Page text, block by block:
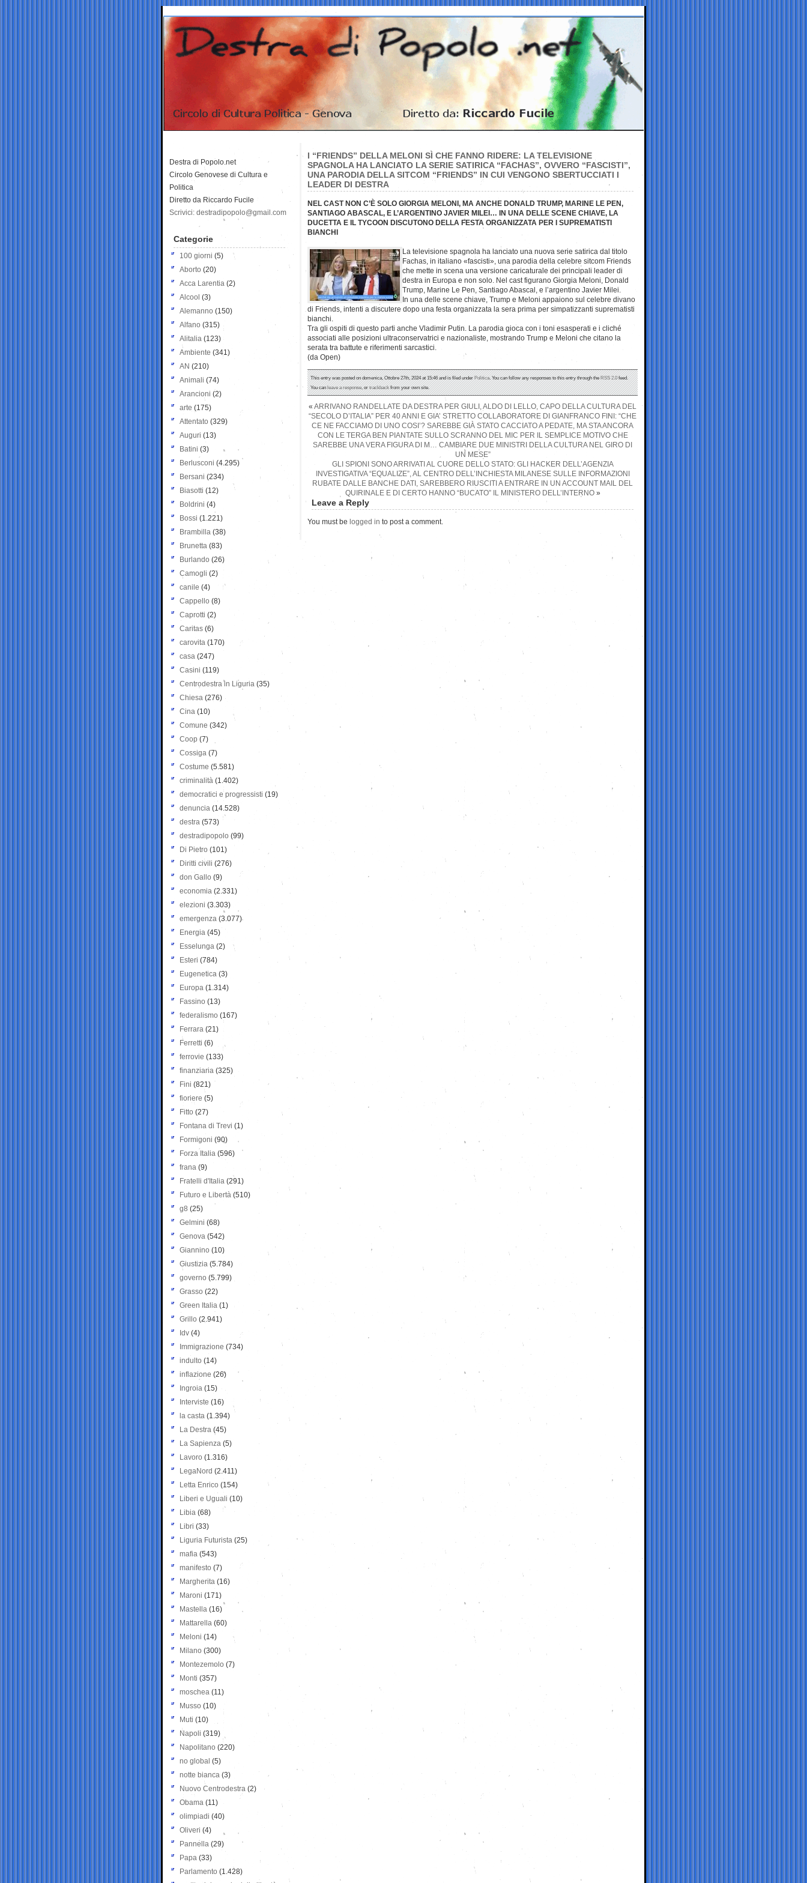
I “FRIENDS” DELLA MELONI SÌ CHE FANNO RIDERE: LA TELEVISIONE
SPAGNOLA HA LANCIATO LA SERIE SATIRICA “FACHAS”, OVVERO “FASCISTI”,
UNA PARODIA DELLA SITCOM “FRIENDS” IN CUI VENGONO SBERTUCCIATI I
LEADER DI DESTRA
NEL CAST NON C’È SOLO GIORGIA MELONI, MA ANCHE DONALD TRUMP, MARINE LE PEN,
SANTIAGO ABASCAL, E L’ARGENTINO JAVIER MILEI… IN UNA DELLE SCENE CHIAVE, LA
DUCETTA E IL TYCOON DISCUTONO DELLA FESTA ORGANIZZATA PER I SUPREMATISTI
BIANCHI
La televisione spagnola ha lanciato una nuova serie satirica dal titolo
Fachas, in italiano «fascisti», una parodia della celebre sitcom Friends
che mette in scena una versione caricaturale dei principali leader di
destra in Europa e non solo. Nel cast figurano Giorgia Meloni, Donald
Trump, Marine Le Pen, Santiago Abascal, e l’argentino Javier Milei.
In una delle scene chiave, Trump e Meloni appaiono sul celebre divano
di Friends, intenti a discutere dopo una festa organizzata la sera prima per simpatizzanti suprematisti
bianchi.
Tra gli ospiti di questo parti anche Vladimir Putin. La parodia gioca con i toni esasperati e i cliché
associati alle posizioni ultraconservatrici e nazionaliste, mostrando Trump e Meloni che citano la
serata tra battute e riferimenti sarcastici.
(da Open)
This entry was posted on domenica, Ottobre 27th, 2024 at 15:46 and is filed underPolitica. You can follow any responses to this entry through theRSS 2.0feed.
You canleave a response, ortrackbackfrom your own site.
« ARRIVANO RANDELLATE DA DESTRA PER GIULI, ALDO DI LELLO, CAPO DELLA CULTURA DEL
“SECOLO D’ITALIA” PER 40 ANNI E GIA’ STRETTO COLLABORATORE DI GIANFRANCO FINI: “CHE
CE NE FACCIAMO DI UNO COSI’? SAREBBE GIÀ STATO CACCIATO A PEDATE, MA STA ANCORA
CON LE TERGA BEN PIANTATE SULLO SCRANNO DEL MIC PER IL SEMPLICE MOTIVO CHE
SAREBBE UNA VERA FIGURA DI M… CAMBIARE DUE MINISTRI DELLA CULTURA NEL GIRO DI
UN MESE”
GLI SPIONI SONO ARRIVATI AL CUORE DELLO STATO: GLI HACKER DELL’AGENZIA
INVESTIGATIVA “EQUALIZE”, AL CENTRO DELL’INCHIESTA MILANESE SULLE INFORMAZIONI
RUBATE DALLE BANCHE DATI, SAREBBERO RIUSCITI A ENTRARE IN UN ACCOUNT MAIL DEL
QUIRINALE E DI CERTO HANNO “BUCATO” IL MINISTERO DELL’INTERNO»
Leave a Reply
You must be logged in to post a comment.
Destra di Popolo.net
Circolo Genovese di Cultura e
Politica
Diretto da Riccardo Fucile
Scrivici: destradipopolo@gmail.com
Categorie
100 giorni (5)
Aborto (20)
Acca Larentia (2)
Alcool (3)
Alemanno (150)
Alfano (315)
Alitalia (123)
Ambiente (341)
AN (210)
Animali (74)
Arancioni (2)
arte (175)
Attentato (329)
Auguri (13)
Batini (3)
Berlusconi (4.295)
Bersani (234)
Biasotti (12)
Boldrini (4)
Bossi (1.221)
Brambilla (38)
Brunetta (83)
Burlando (26)
Camogli (2)
canile (4)
Cappello (8)
Caprotti (2)
Caritas (6)
carovita (170)
casa (247)
Casini (119)
Centrodestra in Liguria (35)
Chiesa (276)
Cina (10)
Comune (342)
Coop (7)
Cossiga (7)
Costume (5.581)
criminalità (1.402)
democratici e progressisti (19)
denuncia (14.528)
destra (573)
destradipopolo (99)
Di Pietro (101)
Diritti civili (276)
don Gallo (9)
economia (2.331)
elezioni (3.303)
emergenza (3.077)
Energia (45)
Esselunga (2)
Esteri (784)
Eugenetica (3)
Europa (1.314)
Fassino (13)
federalismo (167)
Ferrara (21)
Ferretti (6)
ferrovie (133)
finanziaria (325)
Fini (821)
fioriere (5)
Fitto (27)
Fontana di Trevi (1)
Formigoni (90)
Forza Italia (596)
frana (9)
Fratelli d'Italia (291)
Futuro e Libertà (510)
g8 (25)
Gelmini (68)
Genova (542)
Giannino (10)
Giustizia (5.784)
governo (5.799)
Grasso (22)
Green Italia (1)
Grillo (2.941)
Idv (4)
Immigrazione (734)
indulto (14)
inflazione (26)
Ingroia (15)
Interviste (16)
la casta (1.394)
La Destra (45)
La Sapienza (5)
Lavoro (1.316)
LegaNord (2.411)
Letta Enrico (154)
Liberi e Uguali (10)
Libia (68)
Libri (33)
Liguria Futurista (25)
mafia (543)
manifesto (7)
Margherita (16)
Maroni (171)
Mastella (16)
Mattarella (60)
Meloni (14)
Milano (300)
Montezemolo (7)
Monti (357)
moschea (11)
Musso (10)
Muti (10)
Napoli (319)
Napolitano (220)
no global (5)
notte bianca (3)
Nuovo Centrodestra (2)
Obama (11)
olimpiadi (40)
Oliveri (4)
Pannella (29)
Papa (33)
Parlamento (1.428)